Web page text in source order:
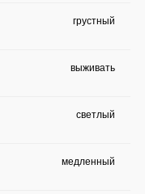
грустный
выживать
светлый
медленный